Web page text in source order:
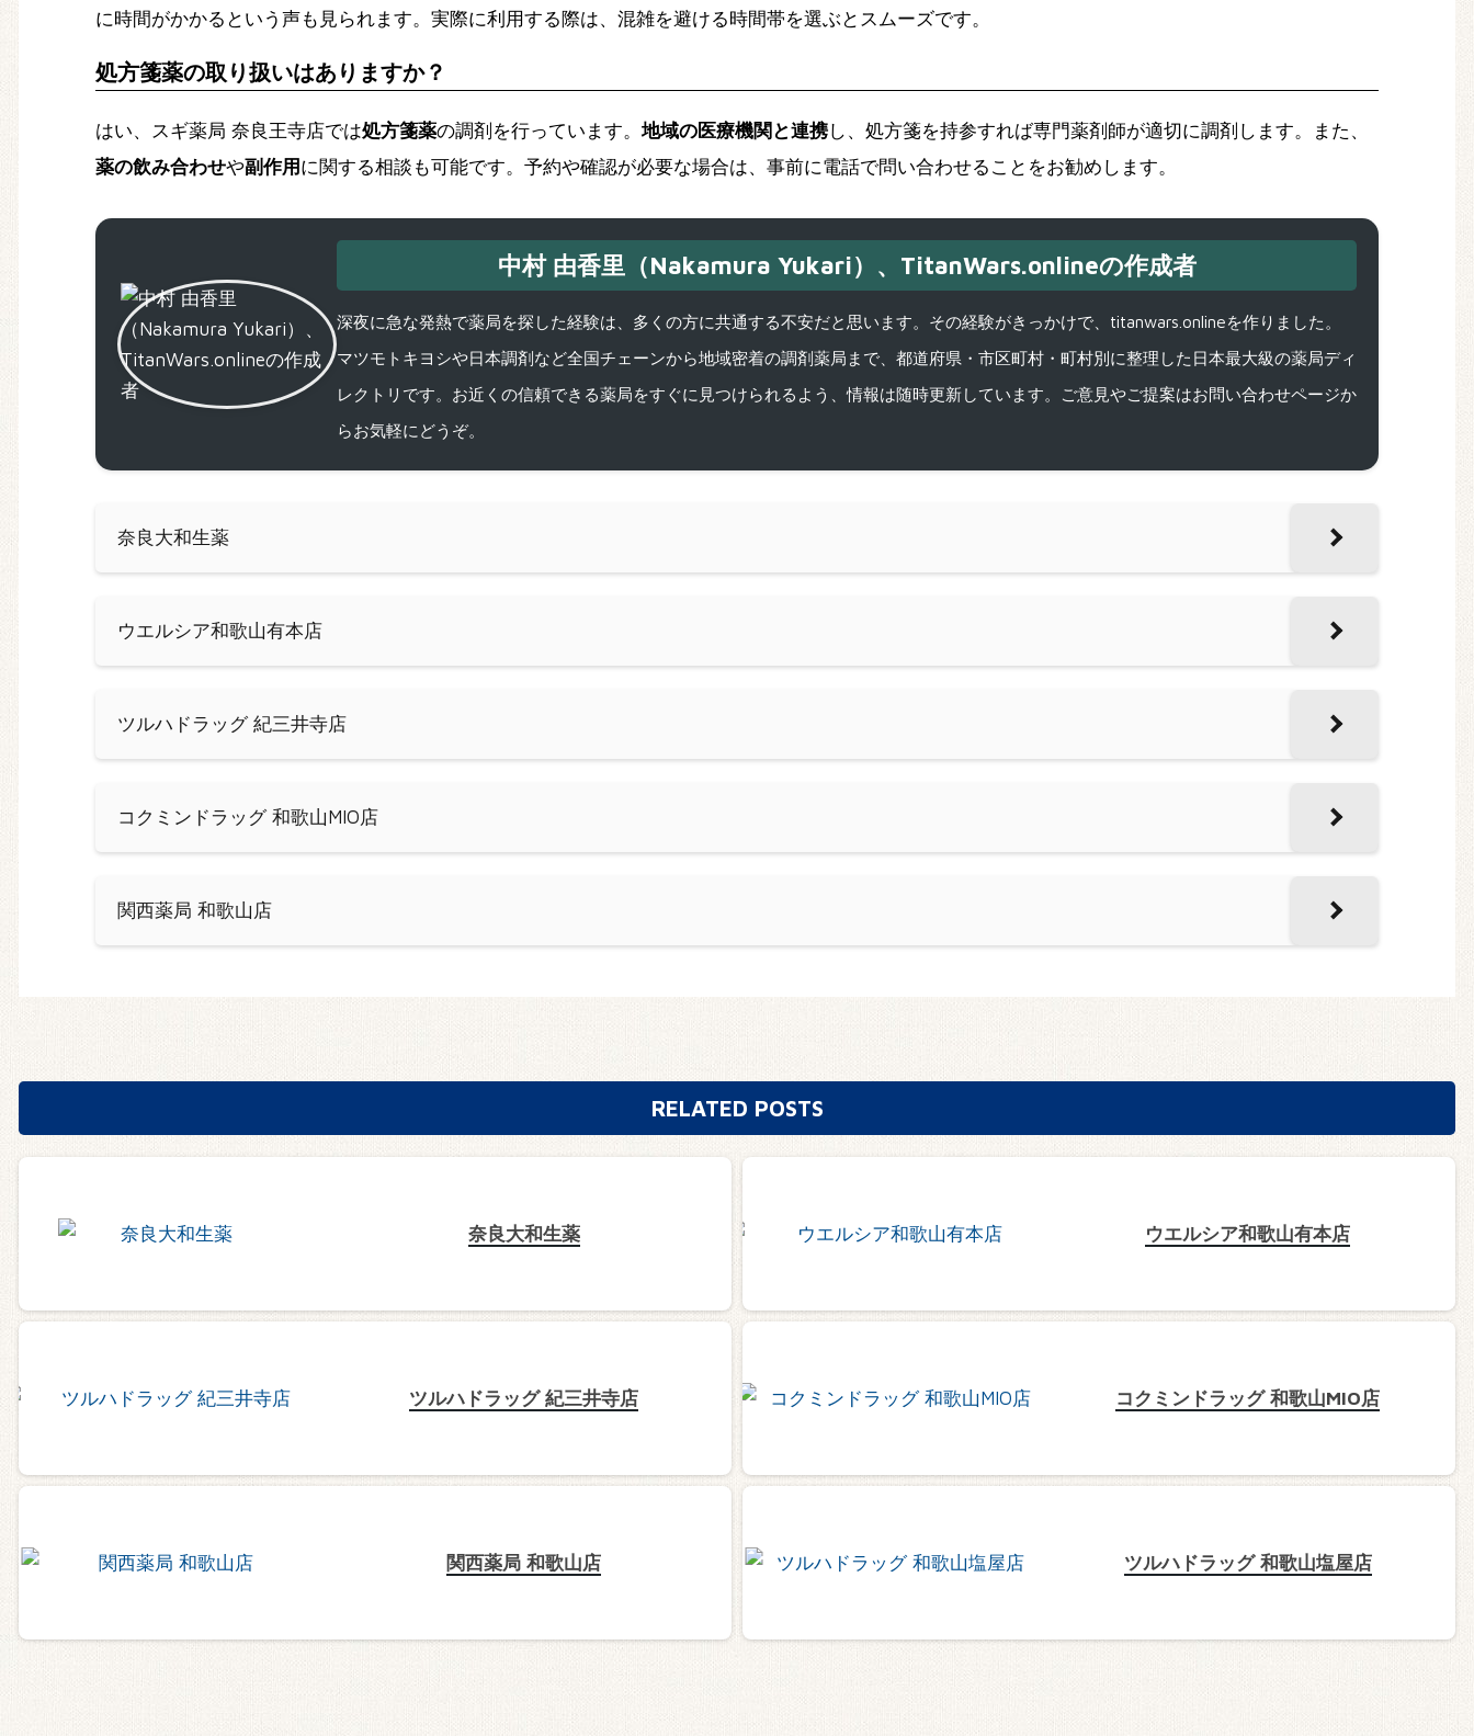
に時間がかかるという声も見られます。実際に利用する際は、混雑を避ける時間帯を選ぶとスムーズです。
処方箋薬の取り扱いはありますか？
はい、スギ薬局 奈良王寺店では処方箋薬の調剤を行っています。 地域の医療機関と連携し、処方箋を持参すれば専門薬剤師が適切に調剤します。また、
薬の飲み合わせや副作用に関する相談も可能です。予約や確認が必要な場合は、事前に電話で問い合わせることをお勧めします。
中村 由香里（Nakamura Yukari）、TitanWars.onlineの作成者
深夜に急な発熱で薬局を探した経験は、多くの方に共通する不安だと思います。その経験がきっかけで、titanwars.onlineを作りました。
マツモトキヨシや日本調剤など全国チェーンから地域密着の調剤薬局まで、都道府県・市区町村・町村別に整理した日本最大級の薬局ディ
レクトリです。お近くの信頼できる薬局をすぐに見つけられるよう、情報は随時更新しています。ご意見やご提案はお問い合わせページか
らお気軽にどうぞ。
奈良大和生薬
ウエルシア和歌山有本店
ツルハドラッグ 紀三井寺店
コクミンドラッグ 和歌山MIO店
関西薬局 和歌山店
RELATED POSTS
奈良大和生薬 ウエルシア和歌山有本店
ツルハドラッグ 紀三井寺店 コクミンドラッグ 和歌山MIO店
関西薬局 和歌山店 ツルハドラッグ 和歌山塩屋店